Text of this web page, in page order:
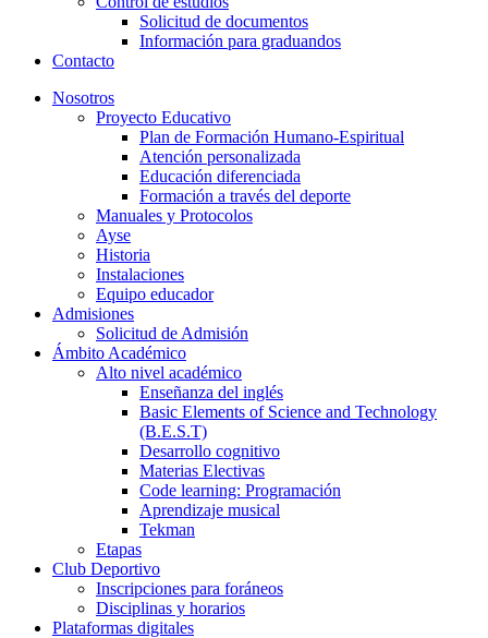
Solicitud de documentos
Información para graduandos
Contacto
Nosotros
Proyecto Educativo
Plan de Formación Humano-Espiritual
Atención personalizada
Educación diferenciada
Formación a través del deporte
Manuales y Protocolos
Ayse
Historia
Instalaciones
Equipo educador
Admisiones
Solicitud de Admisión
Ámbito Académico
Alto nivel académico
Enseñanza del inglés
Basic Elements of Science and Technology
(B.E.S.T)
Desarrollo cognitivo
Materias Electivas
Code learning: Programación
Aprendizaje musical
Tekman
Etapas
Club Deportivo
Inscripciones para foráneos
Disciplinas y horarios
Plataformas digitales